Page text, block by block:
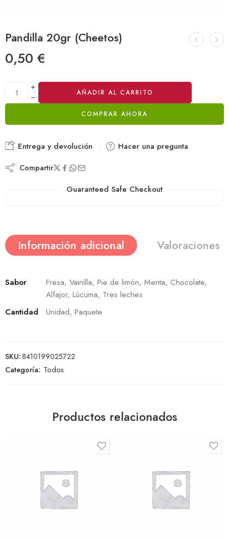
Pandilla 20gr (Cheetos)
0,50 €
AÑADIR AL CARRITO
COMPRAR AHORA
Alternative:
Entrega y devolución Hacer una pregunta
Compartir
Guaranteed Safe Checkout
Información adicional Valoraciones
Sabor
Fresa, Vainilla, Pie de limón, Menta, Chocolate,
Alfajor, Lúcuma, Tres leches
Cantidad
Unidad, Paquete
SKU:8410199025722
Categoría: Todos
Productos relacionados